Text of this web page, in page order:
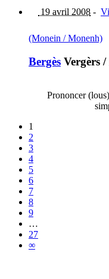
19 avril 2008 -
(Monein / Monenh)
Bergès Vergèrs /
Prononcer
1
2
3
4
5
6
7
8
9
…
27
∞